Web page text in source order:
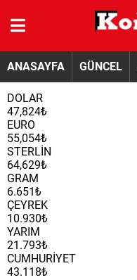
ANASAYFA GÜNCEL
DOLAR
47,824₺
EURO
55,054₺
STERLİN
64,629₺
GRAM
6.651₺
ÇEYREK
10.930₺
YARIM
21.793₺
CUMHURİYET
43.118₺